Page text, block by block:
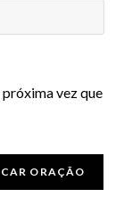
próxima vez que